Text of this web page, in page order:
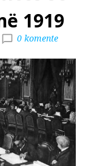
1919
0 komente